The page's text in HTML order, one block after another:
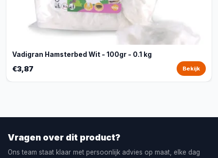
Vadigran Hamsterbed Wit - 100gr - 0.1 kg
€3,87 Bekijk
Vragen over dit product?
Ons team staat klaar met persoonlijk advies op maat, elke dag